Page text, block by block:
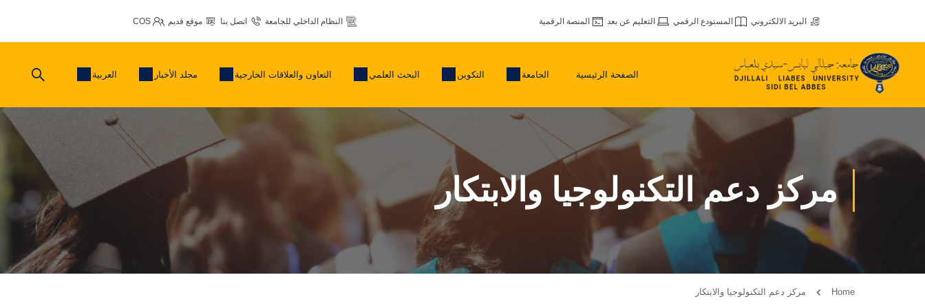
البريد الالكتروني المستودع الرقمي التعليم عن بعد المنصة الرقمية النظام الداخلي للجامعة اتصل بنا موقع قديم COS
الصفحة الرئيسية الجامعة التكوين البحث العلمي التعاون والعلاقات الخارجية مجلد الأخبار العربية
مركز دعم التكنولوجيا والابتكار
Home مركز دعم التكنولوجيا والابتكار